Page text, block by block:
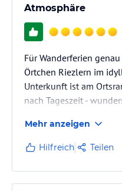
Atmosphäre
Für Wanderferien
Örtchen Riezlern im
Unterkunft ist am
nach Tageszeit -
Mehr anzeigen
Hilfreich Teilen